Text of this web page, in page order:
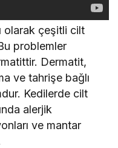
olarak çeşitli cilt
problemler
Dermatit,
ve tahrişe bağlı
Kedilerde cilt
alerjik
ve mantar